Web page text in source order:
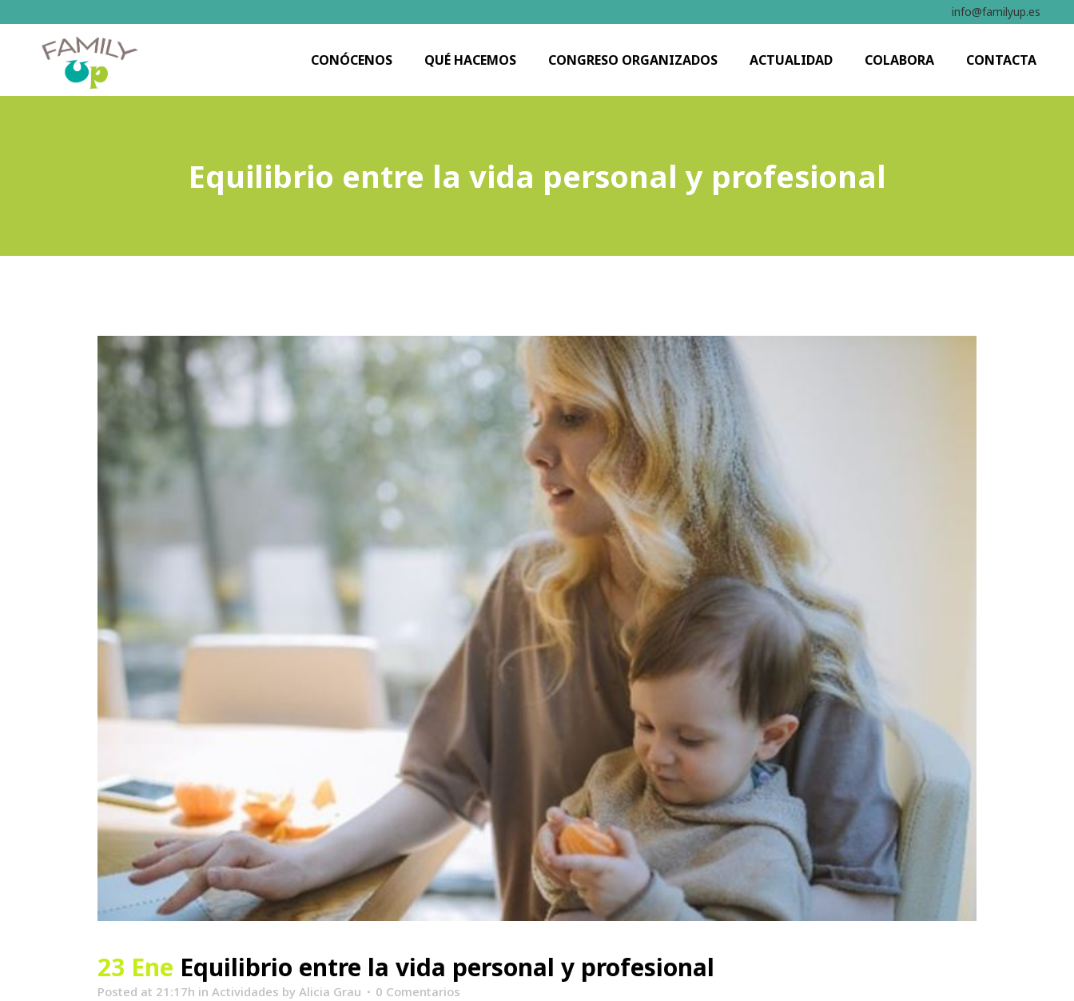
info@familyup.es
CONÓCENOS QUÉ HACEMOS CONGRESO ORGANIZADOS ACTUALIDAD COLABORA CONTACTA
Equilibrio entre la vida personal y profesional
23 Ene Equilibrio entre la vida personal y profesional
Posted at 21:17h in Actividades by Alicia Grau 0 Comentarios